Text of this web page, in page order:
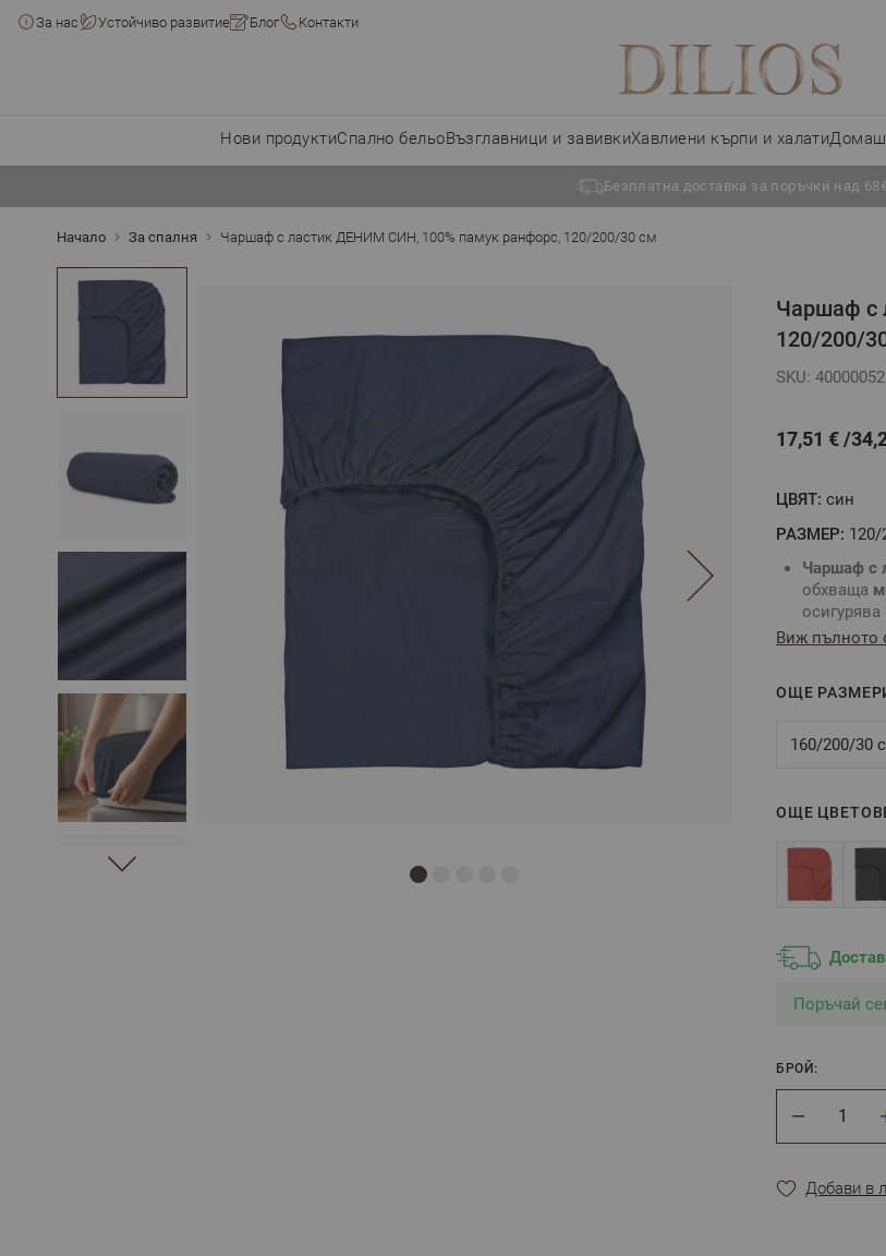
За нас Устойчиво развитие Блог Контакти
Нови продуктиСпално бельоВъзглавници и завивкиХавлиени кърпи и халати
Безплатна доставка за поръчки над 68€
Начало За спалня Чаршаф с ластик ДЕНИМ СИН, 100% памук ранфорс, 120/200/30 см
Чаршаф с
120/200/
SKU:
17,51 €
ЦВЯТ: син
РАЗМЕР: 120/
Чаршаф с
обхваща
матрака.
За
Цвят:
височина
** Снимките
цветовете
Виж пълното
ОЩЕ
160/200/30
ОЩЕ
Поръчай
БРОЙ:
Добави в